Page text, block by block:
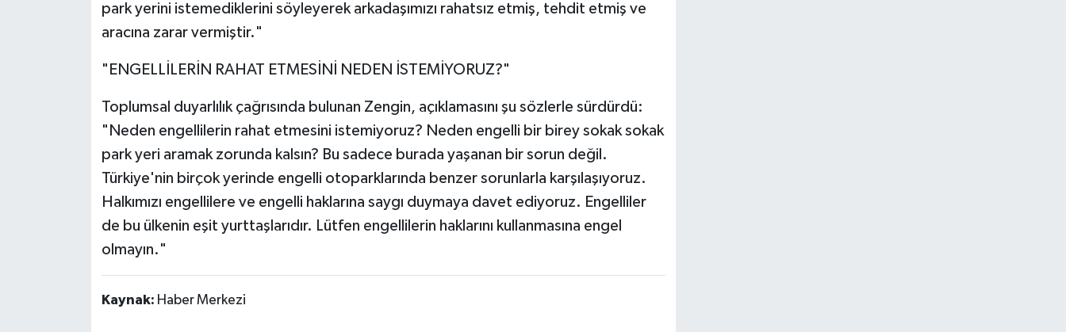
park yerini istemediklerini söyleyerek arkadaşımızı rahatsız etmiş, tehdit etmiş ve
aracına zarar vermiştir."
"ENGELLİLERİN RAHAT ETMESİNİ NEDEN İSTEMİYORUZ?"
Toplumsal duyarlılık çağrısında bulunan Zengin, açıklamasını şu sözlerle sürdürdü:
"Neden engellilerin rahat etmesini istemiyoruz? Neden engelli bir birey sokak sokak
park yeri aramak zorunda kalsın? Bu sadece burada yaşanan bir sorun değil.
Türkiye'nin birçok yerinde engelli otoparklarında benzer sorunlarla karşılaşıyoruz.
Halkımızı engellilere ve engelli haklarına saygı duymaya davet ediyoruz. Engelliler
de bu ülkenin eşit yurttaşlarıdır. Lütfen engellilerin haklarını kullanmasına engel
olmayın."
Kaynak: Haber Merkezi